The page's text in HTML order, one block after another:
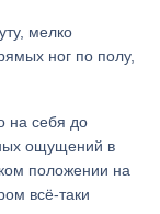
мелко
ног по полу,
на себя до
ощущений в
положении на
всё-таки